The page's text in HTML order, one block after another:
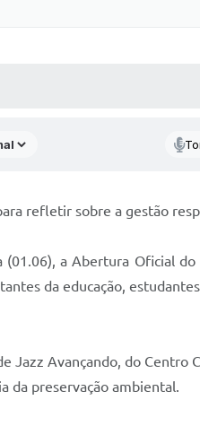
refletir sobre a gestão
a Abertura Oficial
da educação,
Avançando, do Centro
da preservação ambiental.